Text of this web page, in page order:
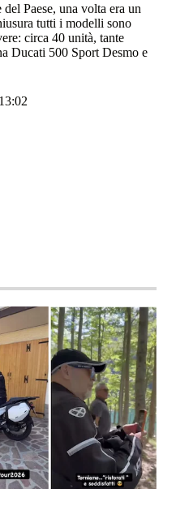
Paese, una volta era un
tutti i modelli sono
circa 40 unità, tante
Ducati 500 Sport Desmo e